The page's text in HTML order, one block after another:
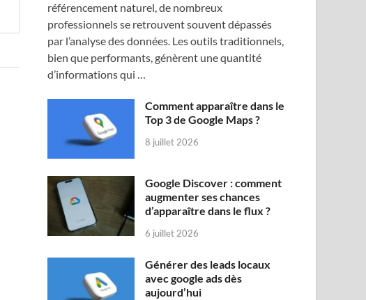
référencement naturel, de nombreux
professionnels se retrouvent souvent dépassés
par l’analyse des données. Les outils traditionnels,
bien que performants, génèrent une quantité
d’informations qui …
Comment apparaître dans le
Top 3 de Google Maps ?
8 juillet 2026
Google Discover : comment
augmenter ses chances
d’apparaître dans le flux ?
6 juillet 2026
Générer des leads locaux
avec google ads dès
aujourd’hui